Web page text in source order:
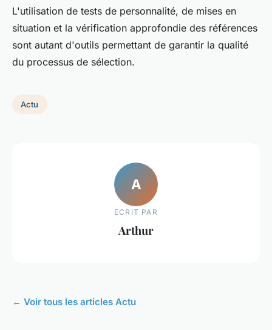
L'utilisation de tests de personnalité, de mises en
situation et la vérification approfondie des références
sont autant d'outils permettant de garantir la qualité
du processus de sélection.
Actu
A
ECRIT PAR
Arthur
← Voir tous les articles Actu